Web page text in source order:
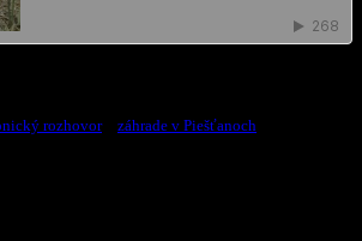
rozhovoro záhrade v Piešťanoch